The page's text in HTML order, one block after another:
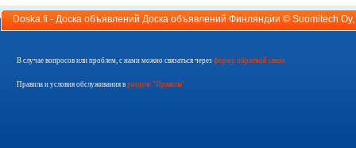
Doska.fi - Доска объявлений Доска объявлений Финляндии © Suomitech Oy
В случае вопросов или проблем, с нами можно связаться через форму обратной связи
Правила и условия обслуживания в разделе "Правила"